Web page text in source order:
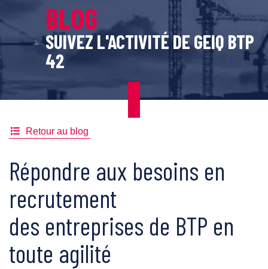
BLOG
SUIVEZ L'ACTIVITÉ DE GEIQ BTP
42
Retour au blog
Répondre aux besoins en
recrutement
des entreprises de BTP en
toute agilité